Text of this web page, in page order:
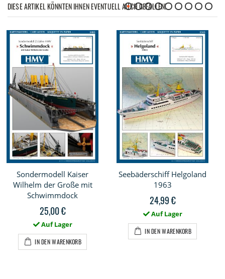
DIESE ARTIKEL KÖNNTEN IHNEN EVENTUELL AUCH GEFALLEN!
Sondermodell Kaiser
Wilhelm der Große mit
Schwimmdock
25,00 €
Auf Lager
IN DEN WARENKORB
Seebäderschiff Helgoland
1963
24,99 €
Auf Lager
IN DEN WARENKORB